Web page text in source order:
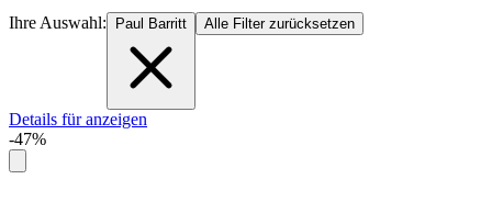
Ihre Auswahl: Paul Barritt Alle Filter zurücksetzen
Details für anzeigen
-47%